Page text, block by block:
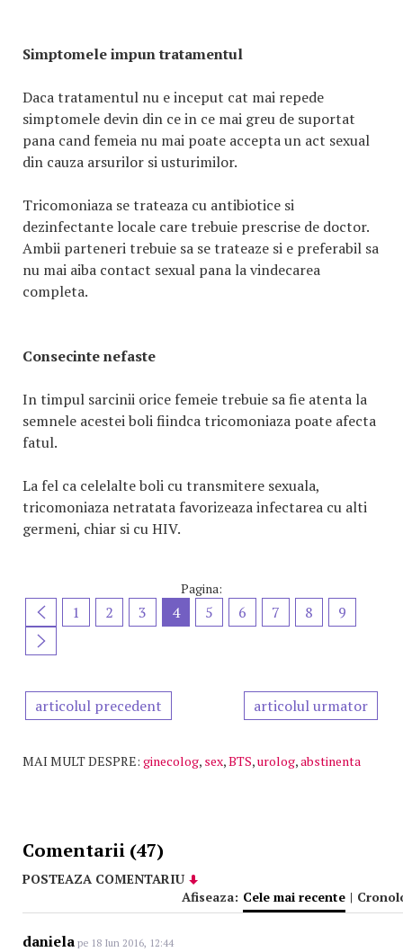
Simptomele impun tratamentul
Daca tratamentul nu e inceput cat mai repede
simptomele devin din ce in ce mai greu de suportat
pana cand femeia nu mai poate accepta un act sexual
din cauza arsurilor si usturimilor.
Tricomoniaza se trateaza cu antibiotice si
dezinfectante locale care trebuie prescrise de doctor.
Ambii parteneri trebuie sa se trateaze si e preferabil sa
nu mai aiba contact sexual pana la vindecarea
completa.
Consecinte nefaste
In timpul sarcinii orice femeie trebuie sa fie atenta la
semnele acestei boli fiindca tricomoniaza poate afecta
fatul.
La fel ca celelalte boli cu transmitere sexuala,
tricomoniaza netratata favorizeaza infectarea cu alti
germeni, chiar si cu HIV.
Pagina:
1 2 3 4 5 6 7 8 9
articolul precedent articolul urmator
MAI MULT DESPRE: ginecolog, sex,BTS,urolog,abstinenta
Comentarii (47)
POSTEAZA COMENTARIU
Afiseaza: Cele mai recente |
daniela pe 18 Iun 2016, 12:44